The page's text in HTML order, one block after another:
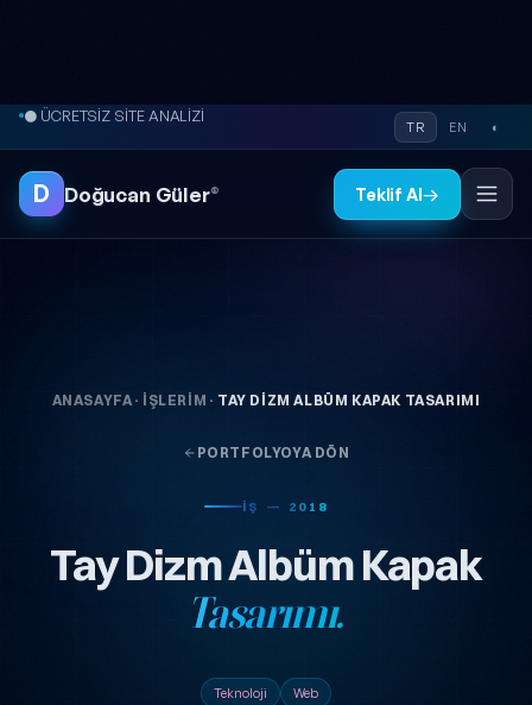
İçeriğe atla
● ÜCRETSİZ SİTE ANALİZİ
TR EN ◐
D Doğucan Güler® Teklif Al→
ANASAYFA · İŞLERIM · TAY DIZM ALBÜM KAPAK TASARIMI
PORTFOLYOYA DÖN
İŞ — 2018
Tay Dizm Albüm Kapak
Tasarımı.
Teknoloji Web